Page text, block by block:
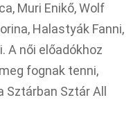
Muri Enikő, Wolf
Halastyák Fanni,
A női előadókhoz
fognak tenni,
Sztár All